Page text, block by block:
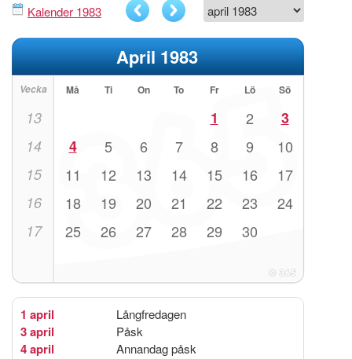
Kalender 1983
April 1983
Vecka Må Ti On To Fr Lö Sö
13 1 2 3
14 4 5 6 7 8 9 10
15 11 12 13 14 15 16 17
16 18 19 20 21 22 23 24
17 25 26 27 28 29 30
1 april Långfredagen
3 april Påsk
4 april Annandag påsk